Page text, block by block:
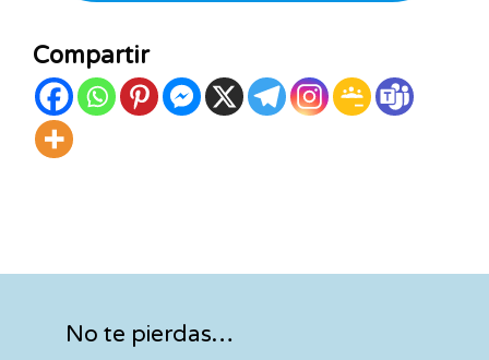
Compartir
No te pierdas…